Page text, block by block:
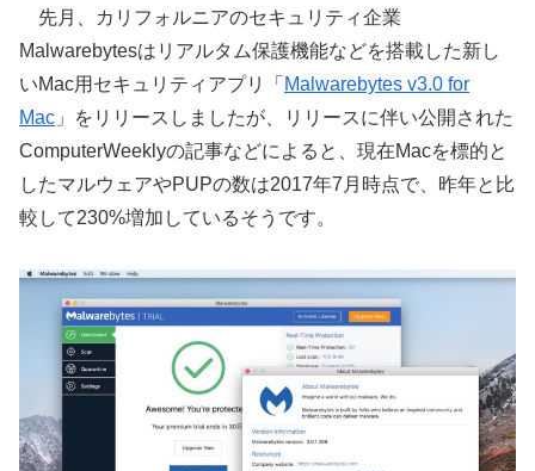
先月、カリフォルニアのセキュリティ企業
Malwarebytesはリアルタム保護機能などを搭載した新し
いMac用セキュリティアプリ「 Malwarebytes v3.0 for
Mac 」をリリースしましたが、リリースに伴い公開された
ComputerWeeklyの記事などによると、現在Macを標的と
したマルウェアやPUPの数は2017年7月時点で、昨年と比
較して230%増加しているそうです。